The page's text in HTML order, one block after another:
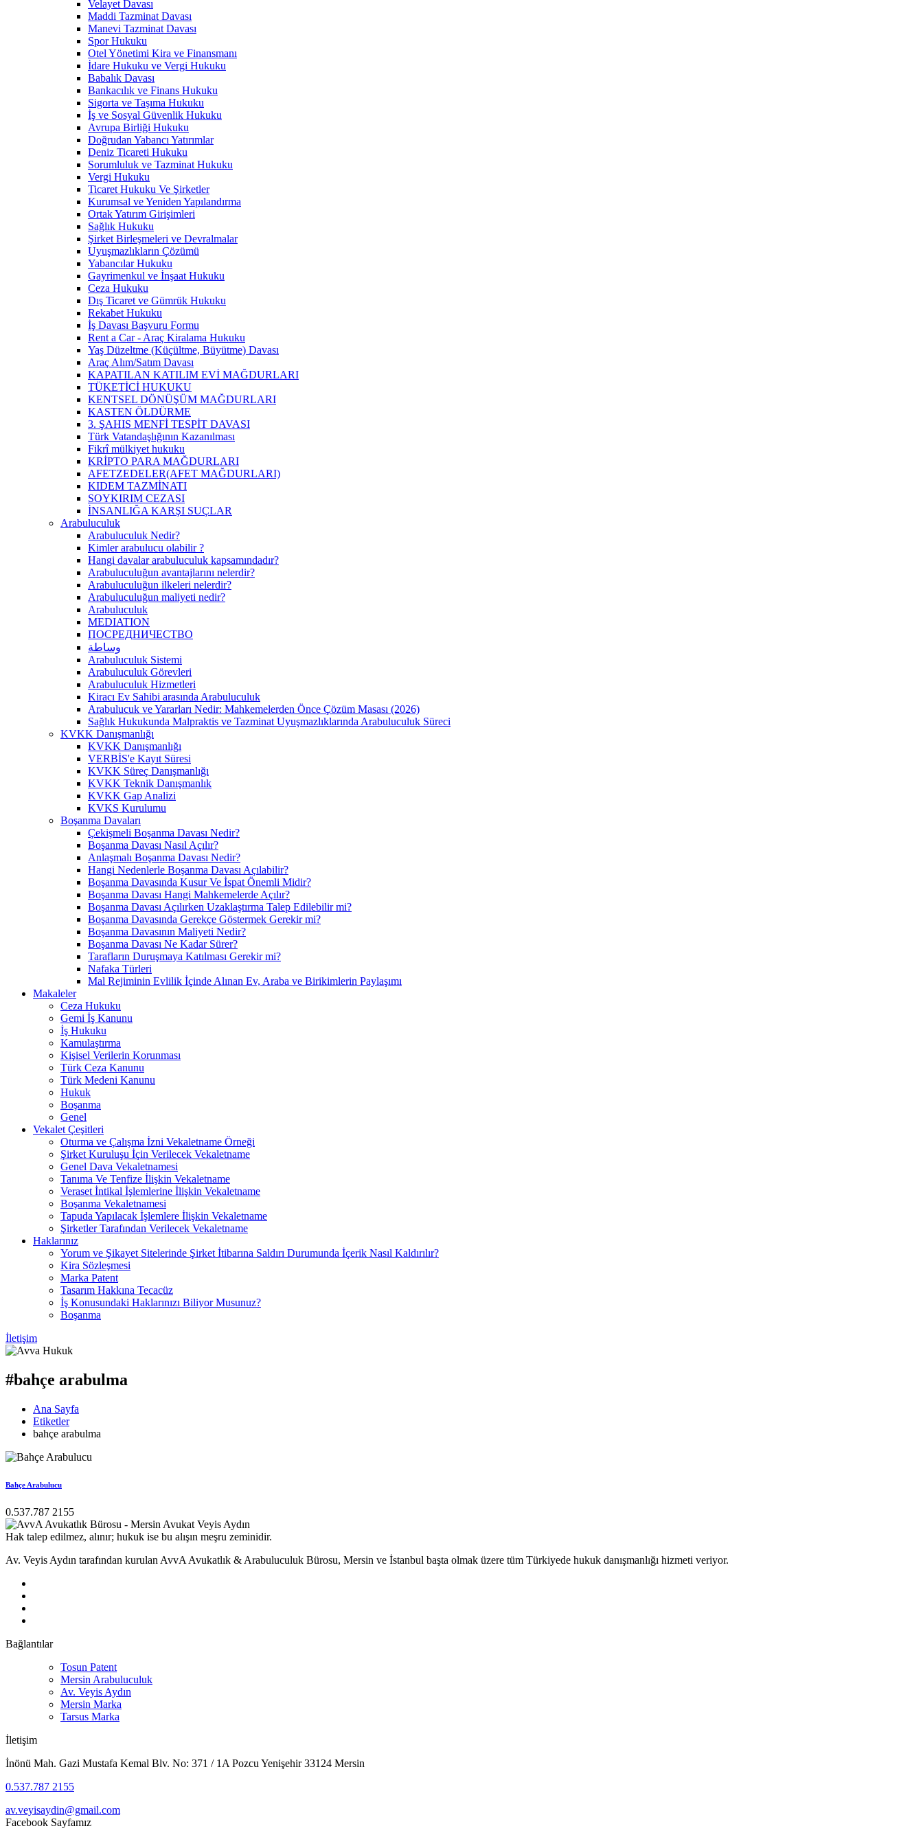
Velayet Davası
Maddi Tazminat Davası
Manevi Tazminat Davası
Spor Hukuku
Otel Yönetimi Kira ve Finansmanı
İdare Hukuku ve Vergi Hukuku
Babalık Davası
Bankacılık ve Finans Hukuku
Sigorta ve Taşıma Hukuku
İş ve Sosyal Güvenlik Hukuku
Avrupa Birliği Hukuku
Doğrudan Yabancı Yatırımlar
Deniz Ticareti Hukuku
Sorumluluk ve Tazminat Hukuku
Vergi Hukuku
Ticaret Hukuku Ve Şirketler
Kurumsal ve Yeniden Yapılandırma
Ortak Yatırım Girişimleri
Sağlık Hukuku
Şirket Birleşmeleri ve Devralmalar
Uyuşmazlıkların Çözümü
Yabancılar Hukuku
Gayrimenkul ve İnşaat Hukuku
Ceza Hukuku
Dış Ticaret ve Gümrük Hukuku
Rekabet Hukuku
İş Davası Başvuru Formu
Rent a Car - Araç Kiralama Hukuku
Yaş Düzeltme (Küçültme, Büyütme) Davası
Araç Alım/Satım Davası
KAPATILAN KATILIM EVİ MAĞDURLARI
TÜKETİCİ HUKUKU
KENTSEL DÖNÜŞÜM MAĞDURLARI
KASTEN ÖLDÜRME
3. ŞAHIS MENFİ TESPİT DAVASI
Türk Vatandaşlığının Kazanılması
Fikrî mülkiyet hukuku
KRİPTO PARA MAĞDURLARI
AFETZEDELER(AFET MAĞDURLARI)
KIDEM TAZMİNATI
SOYKIRIM CEZASI
İNSANLIĞA KARŞI SUÇLAR
Arabuluculuk
Arabuluculuk Nedir?
Kimler arabulucu olabilir ?
Hangi davalar arabuluculuk kapsamındadır?
Arabuluculuğun avantajlarını nelerdir?
Arabuluculuğun ilkeleri nelerdir?
Arabuluculuğun maliyeti nedir?
Arabuluculuk
MEDIATION
ПОСРЕДНИЧЕСТВО
وساطة
Arabuluculuk Sistemi
Arabuluculuk Görevleri
Arabuluculuk Hizmetleri
Kiracı Ev Sahibi arasında Arabuluculuk
Arabulucuk ve Yararları Nedir: Mahkemelerden Önce Çözüm Masası (2026)
Sağlık Hukukunda Malpraktis ve Tazminat Uyuşmazlıklarında Arabuluculuk Süreci
KVKK Danışmanlığı
KVKK Danışmanlığı
VERBİS'e Kayıt Süresi
KVKK Süreç Danışmanlığı
KVKK Teknik Danışmanlık
KVKK Gap Analizi
KVKS Kurulumu
Boşanma Davaları
Çekişmeli Boşanma Davası Nedir?
Boşanma Davası Nasıl Açılır?
Anlaşmalı Boşanma Davası Nedir?
Hangi Nedenlerle Boşanma Davası Açılabilir?
Boşanma Davasında Kusur Ve İspat Önemli Midir?
Boşanma Davası Hangi Mahkemelerde Açılır?
Boşanma Davası Açılırken Uzaklaştırma Talep Edilebilir mi?
Boşanma Davasında Gerekçe Göstermek Gerekir mi?
Boşanma Davasının Maliyeti Nedir?
Boşanma Davası Ne Kadar Sürer?
Tarafların Duruşmaya Katılması Gerekir mi?
Nafaka Türleri
Mal Rejiminin Evlilik İçinde Alınan Ev, Araba ve Birikimlerin Paylaşımı
Makaleler
Ceza Hukuku
Gemi İş Kanunu
İş Hukuku
Kamulaştırma
Kişisel Verilerin Korunması
Türk Ceza Kanunu
Türk Medeni Kanunu
Hukuk
Boşanma
Genel
Vekalet Çeşitleri
Oturma ve Çalışma İzni Vekaletname Örneği
Şirket Kuruluşu İçin Verilecek Vekaletname
Genel Dava Vekaletnamesi
Tanıma Ve Tenfize İlişkin Vekaletname
Veraset İntikal İşlemlerine İlişkin Vekaletname
Boşanma Vekaletnamesi
Tapuda Yapılacak İşlemlere İlişkin Vekaletname
Şirketler Tarafından Verilecek Vekaletname
Haklarınız
Yorum ve Şikayet Sitelerinde Şirket İtibarına Saldırı Durumunda İçerik Nasıl Kaldırılır?
Kira Sözleşmesi
Marka Patent
Tasarım Hakkına Tecacüz
İş Konusundaki Haklarınızı Biliyor Musunuz?
Boşanma
İletişim
#bahçe arabulma
Ana Sayfa
Etiketler
bahçe arabulma
Bahçe Arabulucu
0.537.787 2155
Hak talep edilmez, alınır; hukuk ise bu alışın meşru zeminidir.
Av. Veyis Aydın tarafından kurulan AvvA Avukatlık & Arabuluculuk Bürosu, Mersin ve İstanbul başta olmak üzere tüm Türkiyede hukuk danışmanlığı hizmeti veriyor.
Bağlantılar
Tosun Patent
Mersin Arabuluculuk
Av. Veyis Aydın
Mersin Marka
Tarsus Marka
İletişim
İnönü Mah. Gazi Mustafa Kemal Blv. No: 371 / 1A Pozcu Yenişehir 33124 Mersin
0.537.787 2155
av.veyisaydin@gmail.com
Facebook Sayfamız